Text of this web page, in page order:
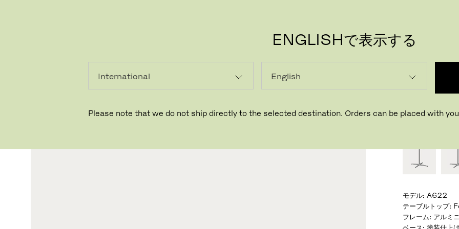
ENGLISHで表示する
Please note that we do not ship directly to the selected destination. Orders can be placed with
円テ
デザイナー ア
モデル: A622
テーブルトップ:
フレーム: アルミ